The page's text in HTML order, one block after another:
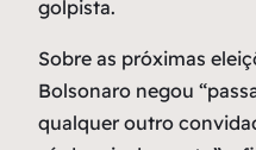
golpista.
Sobre as próximas
Bolsonaro negou
qualquer outro